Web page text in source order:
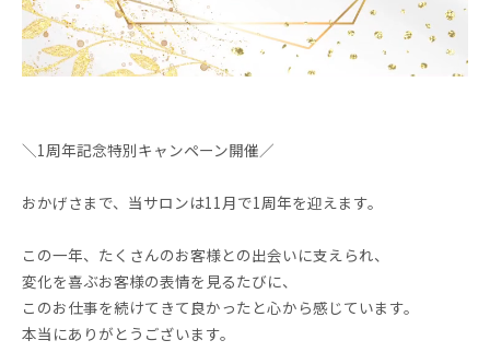
＼1周年記念特別キャンペーン開催／
おかげさまで、当サロンは11月で1周年を迎えます。
この一年、たくさんのお客様との出会いに支えられ、
変化を喜ぶお客様の表情を見るたびに、
このお仕事を続けてきて良かったと心から感じています。
本当にありがとうございます。